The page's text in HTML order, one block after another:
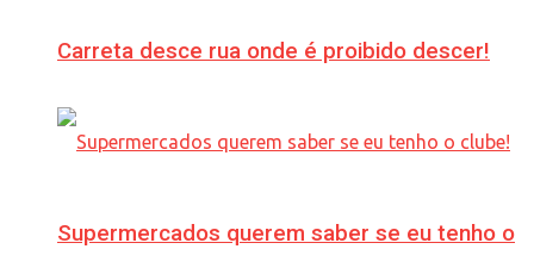
Carreta desce rua onde é proibido descer!
Supermercados querem saber se eu tenho o